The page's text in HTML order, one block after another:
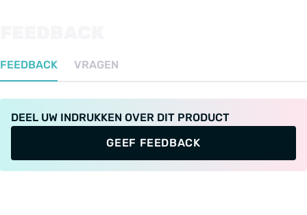
FEEDBACK VRAGEN
DEEL UW INDRUKKEN OVER DIT PRODUCT
GEEF FEEDBACK